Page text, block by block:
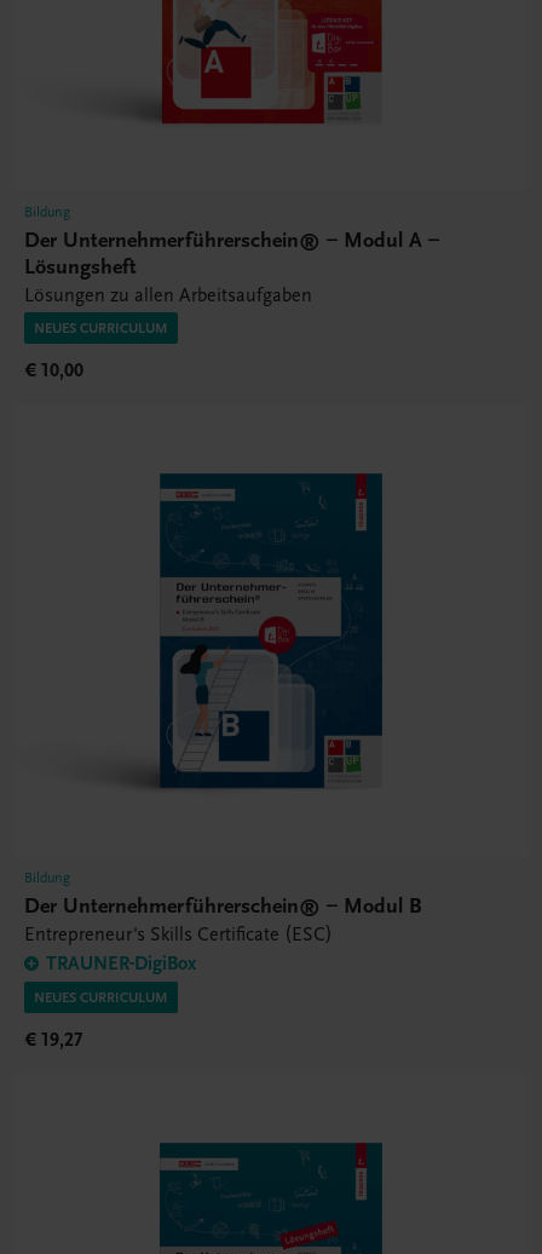
Bildung
Der Unternehmerführerschein® – Modul A –
Lösungsheft
Lösungen zu allen Arbeitsaufgaben
NEUES CURRICULUM
€ 10,00
Bildung
Der Unternehmerführerschein® – Modul B
Entrepreneur's Skills Certificate (ESC)
TRAUNER-DigiBox
NEUES CURRICULUM
€ 19,27